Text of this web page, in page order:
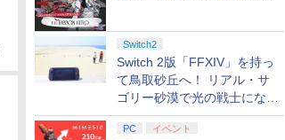
Switch2
Switch 2版「FFXIV」を持っ
て鳥取砂丘へ！ リアル・サ
ゴリー砂漠で光の戦士になっ
てみた
PC
イベント